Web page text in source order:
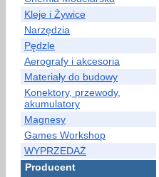
Kleje i Żywice
Narzędzia
Pędzle
Aerografy i akcesoria
Materiały do budowy
Konektory, przewody,
akumulatory
Magnesy
Games Workshop
WYPRZEDAŻ
Producent